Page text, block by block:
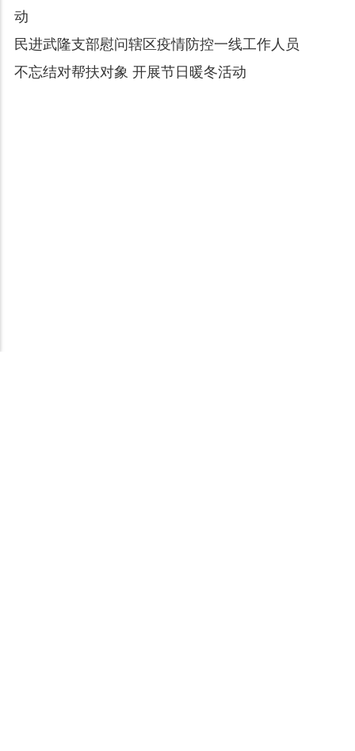
动
民进武隆支部慰问辖区疫情防控一线工作人员
不忘结对帮扶对象 开展节日暖冬活动